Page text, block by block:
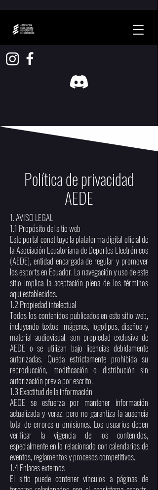
Política de privacidad
AEDE
1. AVISO LEGAL
1.1 Propósito del sitio web
Este portal constituye la plataforma digital oficial de
la Asociación Ecuatoriana de Deportes Electrónicos
(AEDE), entidad encargada de regular y promover
los esports en Ecuador. La navegación y uso de este
sitio implica la aceptación plena de los términos
aquí establecidos.
1.2 Propiedad intelectual
Todos los contenidos publicados en este sitio web,
incluyendo textos, imágenes, logotipos, diseños y
material audiovisual, son propiedad exclusiva de
AEDE o se utilizan bajo licencias debidamente
autorizadas. Queda estrictamente prohibida su
reproducción, modificación o distribución sin
autorización previa por escrito.
1.3 Exactitud de la información
AEDE se esfuerza por mantener información
actualizada y veraz, pero no garantiza la ausencia
total de errores u omisiones. Los usuarios deben
verificar la vigencia de los contenidos,
especialmente en lo relacionado con calendarios de
eventos, reglamentos y procesos competitivos.
1.4 Enlaces externos
El sitio puede contener vínculos a páginas de